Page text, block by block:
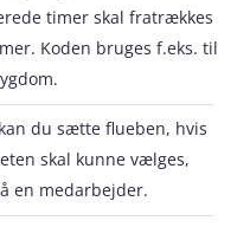
timer skal fratrækkes
Koden bruges f.eks. til
du sætte flueben, hvis
skal kunne vælges,
en medarbejder.